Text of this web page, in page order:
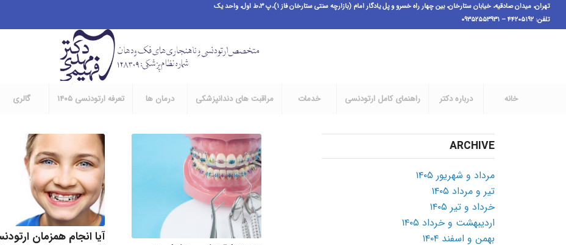
تهران، میدان صادقیه، خیابان ستارخان، بین چهار راه خسرو و پل یادگار امام (بازارچه سنتی ستارخان فاز ۱)،پ ٣،ط اول، واحد یک
تلفن: ۴۴۲۰۵۱۹۲ – ۰۹۳۵۲۵۵۳۹۳۱
خانه درباره دکتر راهنمای کامل ارتودنسی خدمات مراقبت های دندانپزشکی درمان ها تعرفه ارتودنسی ۱۴۰۵ گالری
آیا انجام همزمان
ARCHIVE
مرداد و شهریور ۱۴۰۵
تیر و مرداد ۱۴۰۵
خرداد و تیر ۱۴۰۵
اردیبهشت و خرداد ۱۴۰۵
بهمن و اسفند ۱۴۰۴